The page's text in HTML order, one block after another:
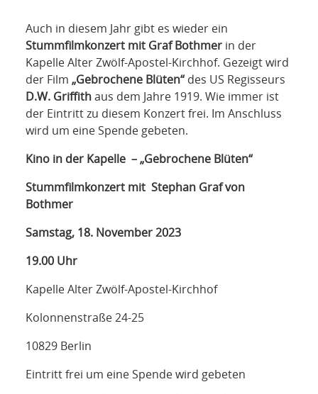
NETZWERK
SPONSORING
KONTAKT
Auch in diesem Jahr gibt es wieder ein
Stummfilmkonzert mit Graf Bothmerin der
Kapelle Alter Zwölf-Apostel-Kirchhof. Gezeigt wird
der Film „Gebrochene Blüten“des US Regisseurs
D.W. Griffithaus dem Jahre 1919. Wie immer ist
der Eintritt zu diesem Konzert frei. Im Anschluss
wird um eine Spende gebeten.
Kino in der Kapelle –„Gebrochene Blüten“
Stummfilmkonzert mit Stephan Graf von
Bothmer
Samstag, 18. November 2023
19.00 Uhr
Kapelle Alter Zwölf-Apostel-Kirchhof
Kolonnenstraße 24-25
10829 Berlin
Eintritt frei um eine Spende wird gebeten